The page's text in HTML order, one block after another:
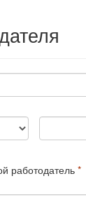
работодатель